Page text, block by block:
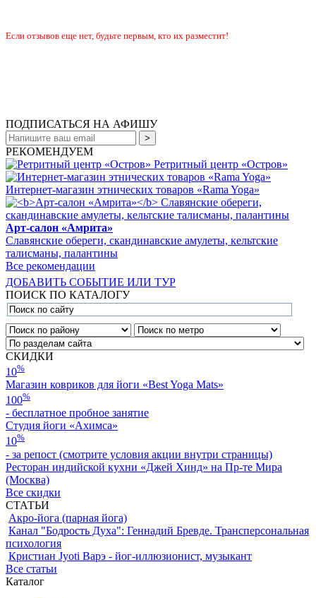
Если отзывов еще нет, будьте первым, кто их разместит!
ПОДПИСАТЬСЯ НА АФИШУ
РЕКОМЕНДУЕМ
Ретритный центр «Остров»
Интернет-магазин этнических товаров «Rama Yoga»
Арт-салон «Амрита»
Славянские обереги, скандинавские амулеты, кельтские
талисманы, палантины
Все рекомендации
ДОБАВИТЬ СОБЫТИЕ ИЛИ ТУР
ПОИСК ПО КАТАЛОГУ
СКИДКИ
10%
Магазин ковриков для йоги «Best Yoga Mats»
100%
- бесплатное пробное занятие
Студия йоги «Ахимса»
10%
- за репост (смотрите условия акции внутри страницы)
Ресторан индийской кухни «Джей Хинд» на Пр-те Мира
(Москва)
Все скидки
СТАТЬИ
Акро-йога (парная йога)
Канал "Бодрость Духа": Геннадий Бревде. Трансперсональная
психология
Кристиан Jyoti Варэ - йог-иллюзионист, музыкант
Все статьи
Каталог